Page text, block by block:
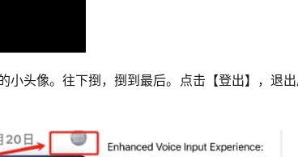
头像。往下捯，捯到最后。点击【登出】，退